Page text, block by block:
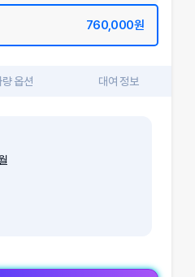
760,000원
량 옵션 대여 정보